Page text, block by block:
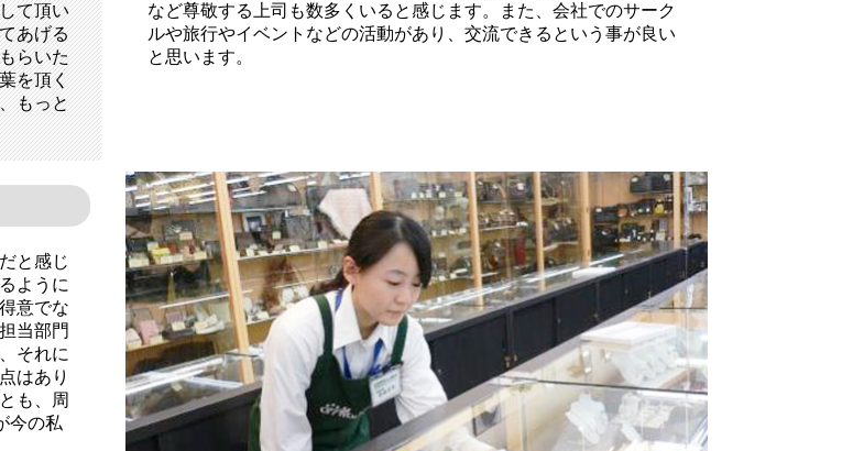
て頂い
あげる
らいた
を頂く
もっと
など尊敬する上司も数多くいると感じます。また、会社でのサーク
ルや旅行やイベントなどの活動があり、交流できるという事が良い
と思います。
と感じ
ように
意でな
当部門
それに
はあり
も、周
今の私